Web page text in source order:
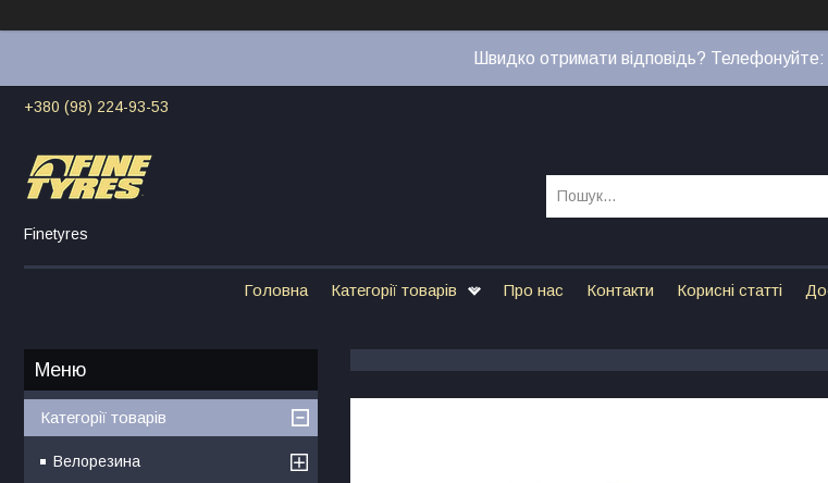
Швидко отримати відповідь?
+380 (98) 224-93-53
Finetyres
Головна Категорії товарів Про нас Контакти Корисні статті
Категорії товарів
Велорезина